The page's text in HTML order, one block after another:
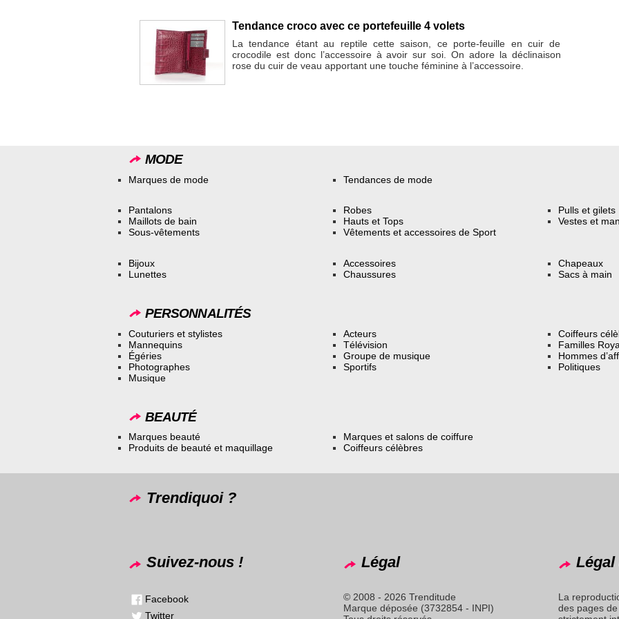
Tendance croco avec ce portefeuille 4 volets
La tendance étant au reptile cette saison, ce porte-feuille en cuir de
crocodile est donc l’accessoire à avoir sur soi. On adore la déclinaison
rose du cuir de veau apportant une touche féminine à l’accessoire.
MODE
Marques de mode Tendances de mode
Pantalons
Maillots de bain
Sous-vêtements
Robes
Hauts et Tops
Vêtements et accessoires de Sport
Pulls et gilets
Vestes et
Bijoux
Lunettes
Accessoires
Chaussures
Chapeaux
Sacs à main
PERSONNALITÉS
Couturiers et stylistes
Mannequins
Égéries
Photographes
Musique
Acteurs
Télévision
Groupe de musique
Sportifs
Coiffeurs
Familles
Hommes
Politiques
BEAUTÉ
Marques beauté
Produits de beauté et maquillage
Marques et salons de coiffure
Coiffeurs célèbres
Trendiquoi ?
Suivez-nous !
Facebook
Twitter
Légal
© 2008 - 2026 Trenditude
Marque déposée (3732854 - INPI)
Légal
La
des pages